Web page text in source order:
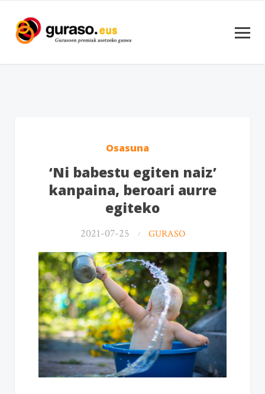
Osasuna
‘Ni babestu egiten naiz’
kanpaina, beroari aurre
egiteko
2021-07-25 GURASO